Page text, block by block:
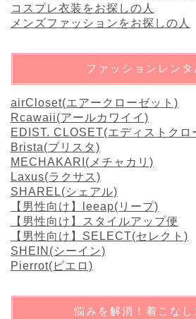
コスプレ衣装をお探しの人
メンズファッションをお探しの人
ファッションレンタ
airCloset(エアークローゼット)
Rcawaii(アールカワイイ)
EDIST. CLOSET(エディストクロ
Brista(ブリスタ)
MECHAKARI(メチャカリ)
Laxus(ラクサス)
SHAREL(シェアル)
【男性向け】leeap(リープ)
【男性向け】スタイルアップ便
【男性向け】SELECT(セレクト)
SHEIN(シーイン)
Pierrot(ピエロ)
悩みを解消！着こな